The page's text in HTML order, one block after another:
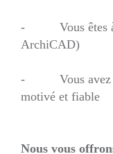
- Vous êtes à
ArchiCAD)
- Vous avez un
motivé et fiable
Nous vous